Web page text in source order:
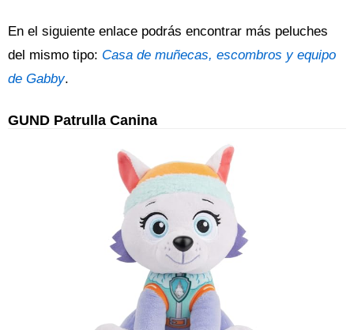
En el siguiente enlace podrás encontrar más peluches
del mismo tipo: Casa de muñecas, escombros y equipo
de Gabby.
GUND Patrulla Canina